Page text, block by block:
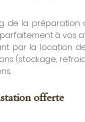
de la
à vos
par la location
(stockage,
offerte